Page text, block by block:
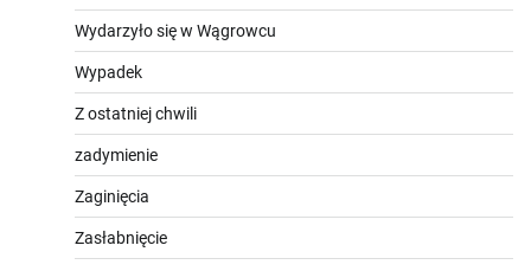
Wydarzyło się w Wągrowcu
Wypadek
Z ostatniej chwili
zadymienie
Zaginięcia
Zasłabnięcie